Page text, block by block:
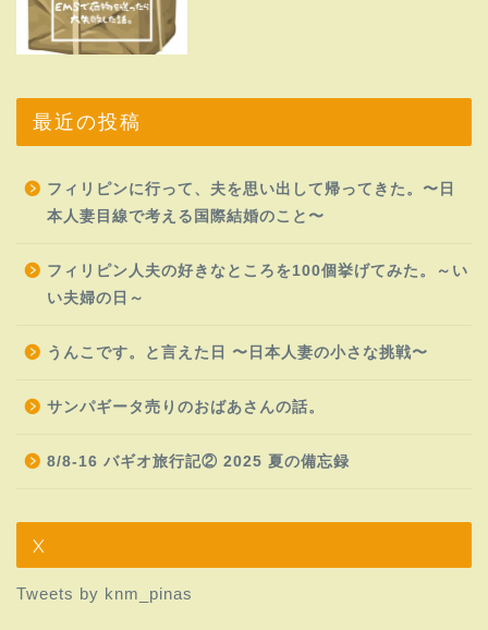
最近の投稿
フィリピンに行って、夫を思い出して帰ってきた。〜日
本人妻目線で考える国際結婚のこと〜
フィリピン人夫の好きなところを100個挙げてみた。～い
い夫婦の日～
うんこです。と言えた日 〜日本人妻の小さな挑戦〜
サンパギータ売りのおばあさんの話。
8/8-16 バギオ旅行記② 2025 夏の備忘録
X
Tweets by knm_pinas